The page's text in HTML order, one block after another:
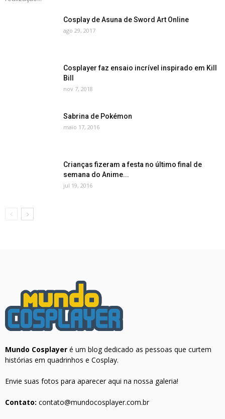
Cosplay de Asuna de Sword Art Online
ago 29, 2017
Cosplayer faz ensaio incrível inspirado em Kill
Bill
nov 7, 2018
Sabrina de Pokémon
maio 17, 2016
Crianças fizeram a festa no último final de
semana do Anime...
jul 19, 2016
Mundo Cosplayer é um blog dedicado as pessoas que curtem
histórias em quadrinhos e Cosplay.
Envie suas fotos para aparecer aqui na nossa galeria!
Contato: contato@mundocosplayer.com.br